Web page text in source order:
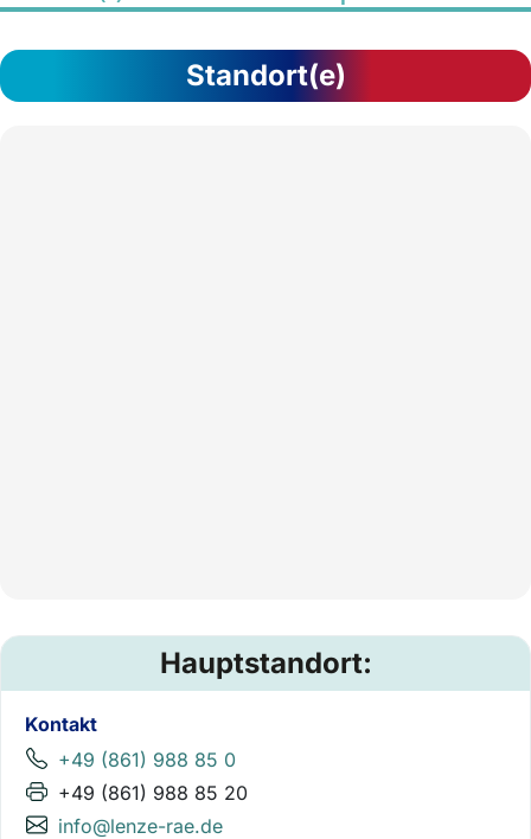
Standort(e)
Hauptstandort:
Kontakt
+49 (861) 988 85 0
+49 (861) 988 85 20
info@lenze-rae.de